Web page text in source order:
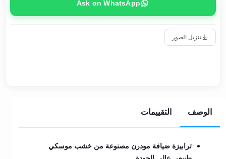
Ask on WhatsApp
تنزيل الصور
الوصف التقييمات
ترابيزة ضيافة مودرن مصنوعة من خشب موسكي